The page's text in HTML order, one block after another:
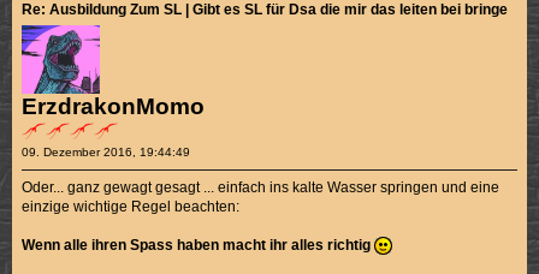
ErzdrakonMomo
09. Dezember 2016, 19:44:49
Re: Ausbildung Zum SL | Gibt es SL für Dsa die mir das leiten bei bringen
Oder... ganz gewagt gesagt ... einfach ins kalte Wasser springen und eine
einzige wichtige Regel beachten:
Wenn alle ihren Spass haben macht ihr alles richtig